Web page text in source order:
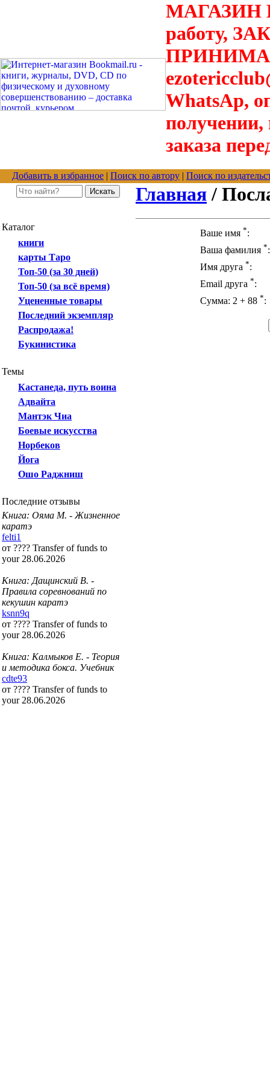
МАГАЗИН
работу,
WhatsAp,
получении,
заказа
Добавить в избранное | Поиск по автору | Поиск по
Каталог
книги
карты Таро
Топ-50 (за 30 дней)
Топ-50 (за всё время)
Уцененные товары
Последний экземпляр
Распродажа!
Букинистика
Темы
Кастанеда, путь воина
Адвайта
Мантэк Чиа
Боевые искусства
Норбеков
Йога
Ошо Раджниш
Последние отзывы
Книга: Ояма М. - Жизненное
каратэ
felti1
от ???? Transfer of funds to
your 28.06.2026
Книга: Дащинский В. -
Правила соревнований по
кекушин каратэ
ksnn9q
от ???? Transfer of funds to
your 28.06.2026
Книга: Калмыков Е. - Теория
и методика бокса. Учебник
cdte93
от ???? Transfer of funds to
your 28.06.2026
Главная /
Ваше имя *:
Ваша фамилия *:
Имя друга *:
Email друга *:
Сумма: 2 + 88 *: